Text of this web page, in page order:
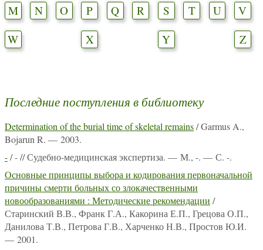
M
N O P Q R S T U
V
W
X Y Z
Последние поступления в библиотеку
Determination of the burial time of skeletal remains/ Garmus A.,
Bojarun R. — 2003.
-/ - // Судебно-медицинская экспертиза. — М., -. — С. -.
Основные принципы выбора и кодирования первоначальной
причины смерти больных со злокачественными
новообразованиями : Методические рекомендации /
Старинский В.В., Франк Г.А., Какорина Е.П., Грецова О.П.,
Данилова Т.В., Петрова Г.В., Харченко Н.В., Простов Ю.И.
— 2001.